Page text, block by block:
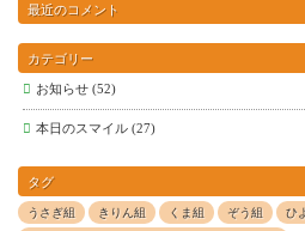
最近のコメント
カテゴリー
お知らせ (52)
本日のスマイル (27)
タグ
うさぎ組 きりん組 くま組 ぞう組 ひ